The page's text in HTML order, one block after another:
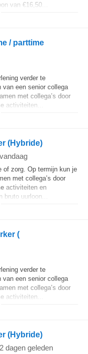
van €16,50...
/ parttime
verder te
van een senior collega
met collega’s door
activiteiten...
(Hybride)
vandaag
of zorg. Op termijn kun je
met collega’s door
activiteiten en
uurloon...
(
verder te
van een senior collega
met collega’s door
activiteiten...
(Hybride)
2 dagen geleden